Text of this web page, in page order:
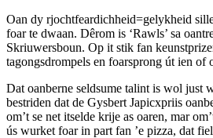
Oan dy rjochtfeardichheid=gelykheid
foar te dwaan. Dêrom is ‘Rawls’ sa
Skriuwersboun. Op it stik fan
tagongsdrompels en foarsprong út ien
Dat oanberne seldsume talint is wol just
bestriden dat de Gysbert Japicxpriis
om’t se net itselde krije as oaren, mar
ús wurket foar in part fan ’e pizza, dat